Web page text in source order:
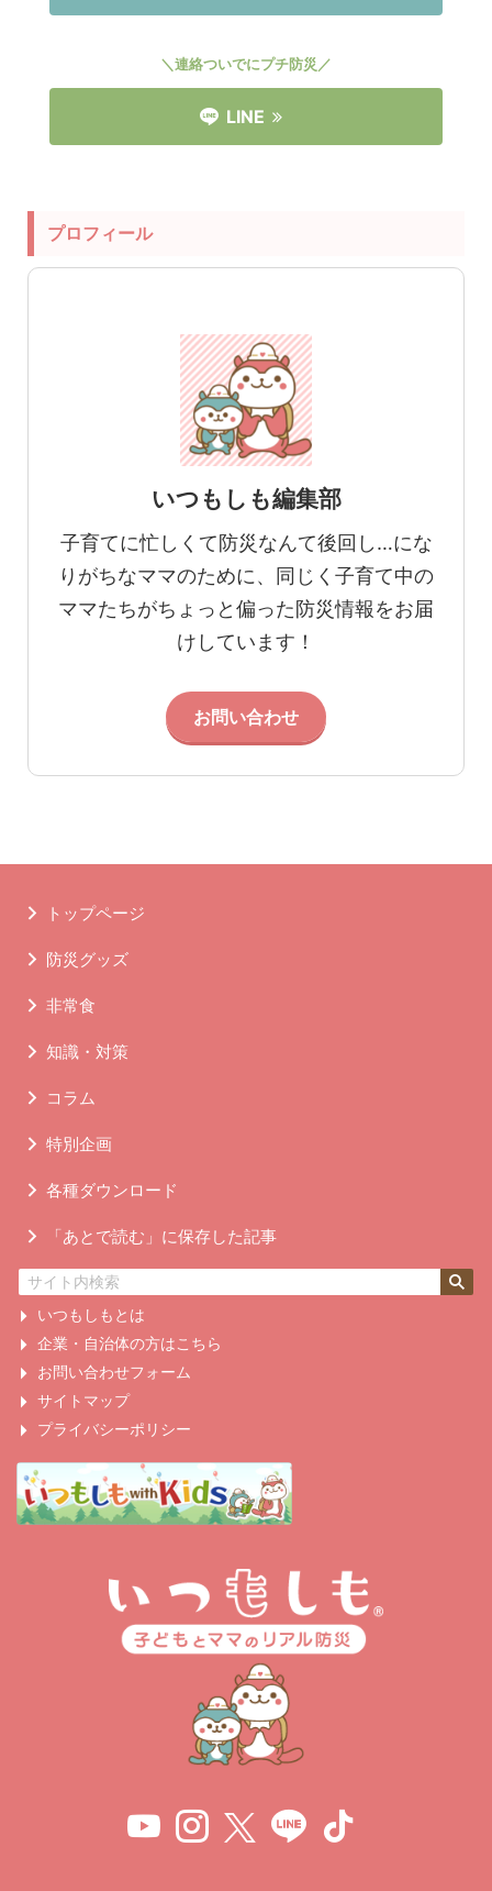
＼連絡ついでにプチ防災／
LINE
プロフィール
いつもしも編集部
子育てに忙しくて防災なんて後回し…にな
りがちなママのために、同じく子育て中の
ママたちがちょっと偏った防災情報をお届
けしています！
お問い合わせ
トップページ
防災グッズ
非常食
知識・対策
コラム
特別企画
各種ダウンロード
「あとで読む」に保存した記事
いつもしもとは
企業・自治体の方はこちら
お問い合わせフォーム
サイトマップ
プライバシーポリシー